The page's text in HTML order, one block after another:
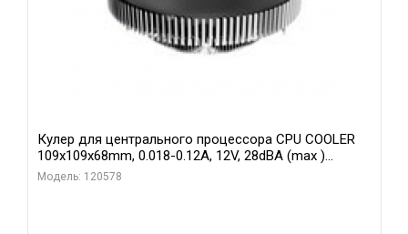
Кулер для центрального процессора CPU COOLER
109x109x68mm, 0.018-0.12A, 12V, 28dBA (max )
+/-10%
Модель: 120578